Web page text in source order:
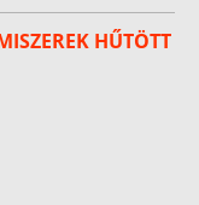
HŰTÖTT